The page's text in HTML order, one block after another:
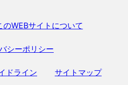
のWEBサイトについて
シーポリシー
ドライン サイトマップ